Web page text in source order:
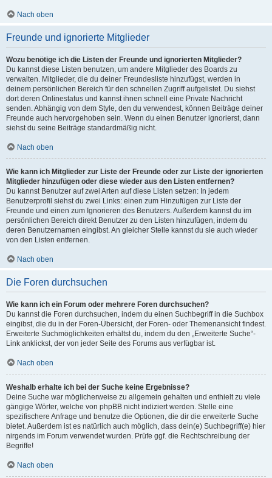
Nach oben
Freunde und ignorierte Mitglieder
Wozu benötige ich die Listen der Freunde und ignorierten Mitglieder?
Du kannst diese Listen benutzen, um andere Mitglieder des Boards zu
verwalten. Mitglieder, die du deiner Freundesliste hinzufügst, werden in
deinem persönlichen Bereich für den schnellen Zugriff aufgelistet. Du siehst
dort deren Onlinestatus und kannst ihnen schnell eine Private Nachricht
senden. Abhängig von dem Style, den du verwendest, können Beiträge deiner
Freunde auch hervorgehoben sein. Wenn du einen Benutzer ignorierst, dann
siehst du seine Beiträge standardmäßig nicht.
Nach oben
Wie kann ich Mitglieder zur Liste der Freunde oder zur Liste der ignorierten
Mitglieder hinzufügen oder diese wieder aus den Listen entfernen?
Du kannst Benutzer auf zwei Arten auf diese Listen setzen: In jedem
Benutzerprofil siehst du zwei Links: einen zum Hinzufügen zur Liste der
Freunde und einen zum Ignorieren des Benutzers. Außerdem kannst du im
persönlichen Bereich direkt Benutzer zu den Listen hinzufügen, indem du
deren Benutzernamen eingibst. An gleicher Stelle kannst du sie auch wieder
von den Listen entfernen.
Nach oben
Die Foren durchsuchen
Wie kann ich ein Forum oder mehrere Foren durchsuchen?
Du kannst die Foren durchsuchen, indem du einen Suchbegriff in die Suchbox
eingibst, die du in der Foren-Übersicht, der Foren- oder Themenansicht findest.
Erweiterte Suchmöglichkeiten erhältst du, indem du den „Erweiterte Suche“-
Link anklickst, der von jeder Seite des Forums aus verfügbar ist.
Nach oben
Weshalb erhalte ich bei der Suche keine Ergebnisse?
Deine Suche war möglicherweise zu allgemein gehalten und enthielt zu viele
gängige Wörter, welche von phpBB nicht indiziert werden. Stelle eine
spezifischere Anfrage und benutze die Optionen, die dir die erweiterte Suche
bietet. Außerdem ist es natürlich auch möglich, dass dein(e) Suchbegriff(e) hier
nirgends im Forum verwendet wurden. Prüfe ggf. die Rechtschreibung der
Begriffe!
Nach oben